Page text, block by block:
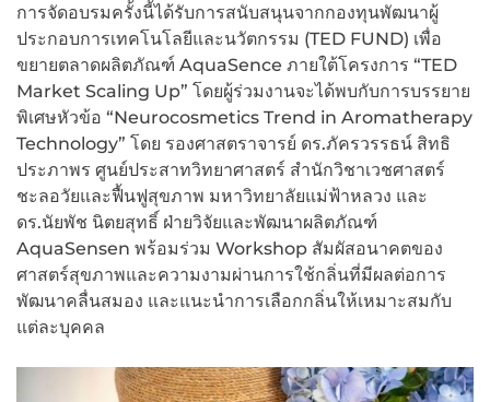
การจัดอบรมครั้งนี้ได้รับการสนับสนุนจากกองทุนพัฒนาผู้
ประกอบการเทคโนโลยีและนวัตกรรม (TED FUND) เพื่อ
ขยายตลาดผลิตภัณฑ์ AquaSence ภายใต้โครงการ “TED
Market Scaling Up” โดยผู้ร่วมงานจะได้พบกับการบรรยาย
พิเศษหัวข้อ “Neurocosmetics Trend in Aromatherapy
Technology” โดย รองศาสตราจารย์ ดร.ภัครวรรธน์ สิทธิ
ประภาพร ศูนย์ประสาทวิทยาศาสตร์ สำนักวิชาเวชศาสตร์
ชะลอวัยและฟื้นฟูสุขภาพ มหาวิทยาลัยแม่ฟ้าหลวง และ
ดร.นัยพัช นิตยสุทธิ์ ฝ่ายวิจัยและพัฒนาผลิตภัณฑ์
AquaSensen พร้อมร่วม Workshop สัมผัสอนาคตของ
ศาสตร์สุขภาพและความงามผ่านการใช้กลิ่นที่มีผลต่อการ
พัฒนาคลื่นสมอง และแนะนำการเลือกกลิ่นให้เหมาะสมกับ
แต่ละบุคคล